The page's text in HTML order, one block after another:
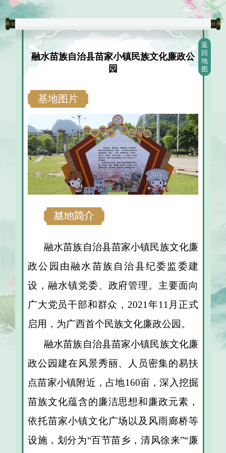
返
回
地
图
融水苗族自治县苗家小镇民族文化廉政公
园
基地图片
融水苗族自治县苗家小镇民族文化廉
政公园由融水苗族自治县纪委监委建
设，融水镇党委、政府管理。主要面向
广大党员干部和群众，2021年11月正式
启用，为广西首个民族文化廉政公园。
融水苗族自治县苗家小镇民族文化廉
政公园建在风景秀丽、人员密集的易扶
点苗家小镇附近，占地160亩，深入挖掘
苗族文化蕴含的廉洁思想和廉政元素，
依托苗家小镇文化广场以及风雨廊桥等
设施，划分为“百节苗乡，清风徐来”“廉